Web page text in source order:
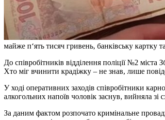
майже п‘ять тисяч гривень, банківську картку
До співробітників відділення поліції №2
Хто міг вчинити крадіжку – не знав, лише
У ході оперативних заходів співробітники
алкогольних напоїв чоловік заснув, вийняла зі
За даним фактом розпочато кримінальне